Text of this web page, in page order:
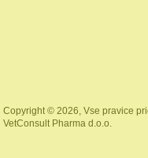
Copyright © 2026, Vse pravice
VetConsult Pharma d.o.o.